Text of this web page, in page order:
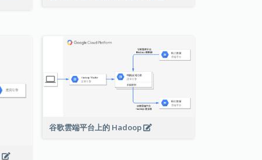
谷歌雲端平台上的 Hadoop